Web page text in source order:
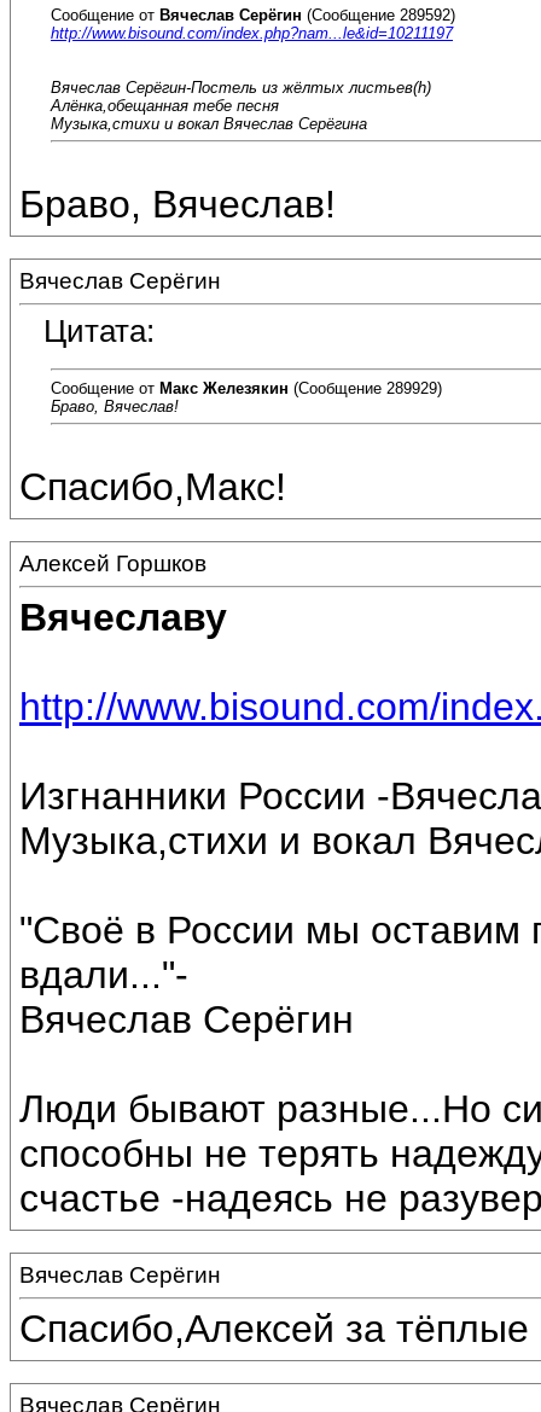
Сообщение от Вячеслав Серёгин (Сообщение 289592)
http://www.bisound.com/index.php?nam...le&id=10211197
Вячеслав Серёгин-Постель из жёлтых листьев(h)
Алёнка,обещанная тебе песня
Музыка,стихи и вокал Вячеслав Серёгина
Браво, Вячеслав!
Вячеслав Серёгин
Цитата:
Сообщение от Макс Железякин (Сообщение 289929)
Браво, Вячеслав!
Спасибо,Макс!
Алексей Горшков
Вячеславу
http://www.bisound.com/
Изгнанники России -
Музыка,стихи и вокал
"Своё в России мы оставим
вдали..."-
Вячеслав Серёгин
Люди бывают разные...Но
способны не терять
счастье -надеясь не
Вячеслав Серёгин
Спасибо,Алексей за
Вячеслав Серёгин